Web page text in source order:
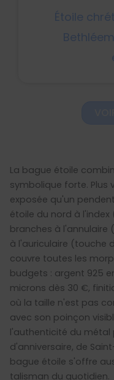
Étoile
La bague étoile
symbolique forte. Plus
exposée qu'un
étoile du nord à
branches à l'annulaire
à l'auriculaire (touche
couvre toutes les
budgets : argent 925
microns dès 30 €,
où la taille n'est pas
avec son poinçon
l'authenticité du métal
d'anniversaire, de
bague étoile s'offre
talisman du quotidien.